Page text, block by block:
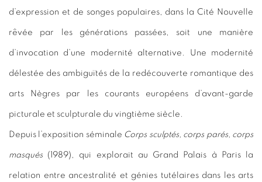
d’expression et de songes populaires, dans la Cité Nouvelle
rêvée par les générations passées, soit une manière
d’invocation d’une modernité alternative. Une modernité
délestée des ambiguïtés de la redécouverte romantique des
arts Nègres par les courants européens d’avant-garde
picturale et sculpturale du vingtième siècle.
Depuis l’exposition séminale Corps sculptés, corps parés, corps
masqués(1989), qui explorait au Grand Palais à Paris la
relation entre ancestralité et génies tutélaires dans les arts